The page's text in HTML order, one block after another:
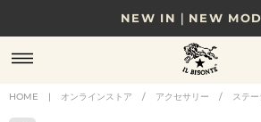
NEW IN｜NEW
8/17(月)10時まで｜税込11,000円
贈る相手やシーンから選べる、新
HOME | オンラインストア / アクセサリー / ステ